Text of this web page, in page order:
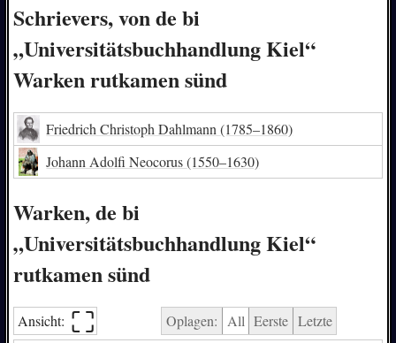
Schrievers, von de bi
„Universitätsbuchhandlung Kiel“
Warken rutkamen sünd
Friedrich Christoph Dahlmann(1785–1860)
Johann Adolfi Neocorus(1550–1630)
Warken, de bi
„Universitätsbuchhandlung Kiel“
rutkamen sünd
Ansicht: ⛶︎ Oplagen: All Eerste Letzte